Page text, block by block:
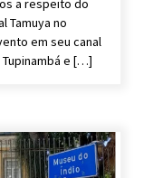
a respeito do
Tamuya no
em seu canal
e […]